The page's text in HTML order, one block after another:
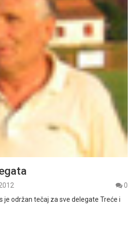
0
je održan tečaj za sve delegate Treće i